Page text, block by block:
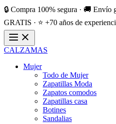
🔒 Compra 100% segura · 🚚
GRATIS · ⭐ +70 años de
CALZAMAS
Mujer
Todo de Mujer
Zapatillas Moda
Zapatos comodos
Zapatillas casa
Botines
Sandalias